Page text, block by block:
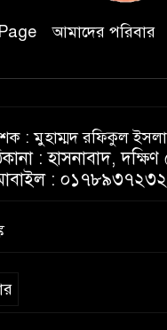
জুলাই আন্দোলন
ফ্যাসিবাদী
যথাযথ মর্যাদায়
পালন করছে
আলিম মাদ্রাসা
আমাদের পরিবার
: মুহাম্মদ রফিকুল
: হাসনাবাদ, দক্ষিণ
: